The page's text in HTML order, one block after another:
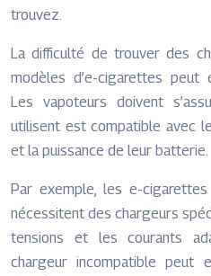
trouvez.
La difficulté de trouver des
modèles d’e-cigarettes peut
Les vapoteurs doivent
utilisent est compatible avec
et la puissance de leur batterie.
Par exemple, les e-
nécessitent des chargeurs
tensions et les courants
chargeur incompatible peut